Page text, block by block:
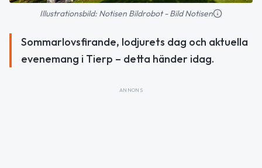
Illustrationsbild: Notisen Bildrobot - Bild Notisen
Sommarlovsfirande, lodjurets dag och aktuella
evenemang i Tierp – detta händer idag.
ANNONS